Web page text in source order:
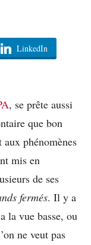
LinkedIn
, se prête aussi
que bon
phénomènes
mis en
de ses
fermés. Il y a
la vue basse, ou
ne veut pas